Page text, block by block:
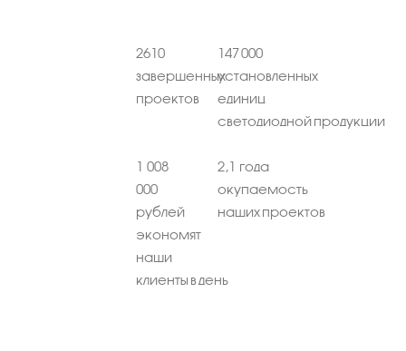
2610
завершенных
проектов
147 000
установленных
единиц
светодиодной продукции
1 008
000
рублей
экономят
наши
клиенты в день
2,1 года
окупаемость
наших проектов